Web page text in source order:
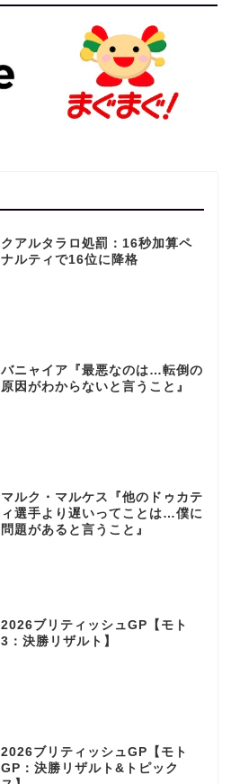
クアルタラロ処罰：16秒加算ペ
ナルティで16位に降格
バニャイア『最悪なのは…転倒の
原因がわからないと言うこと』
マルク・マルケス『他のドゥカテ
ィ選手より遅いってことは…僕に
問題があると言うこと』
2026ブリティッシュGP【モト
3：決勝リザルト】
2026ブリティッシュGP【モト
GP：決勝リザルト&トピック